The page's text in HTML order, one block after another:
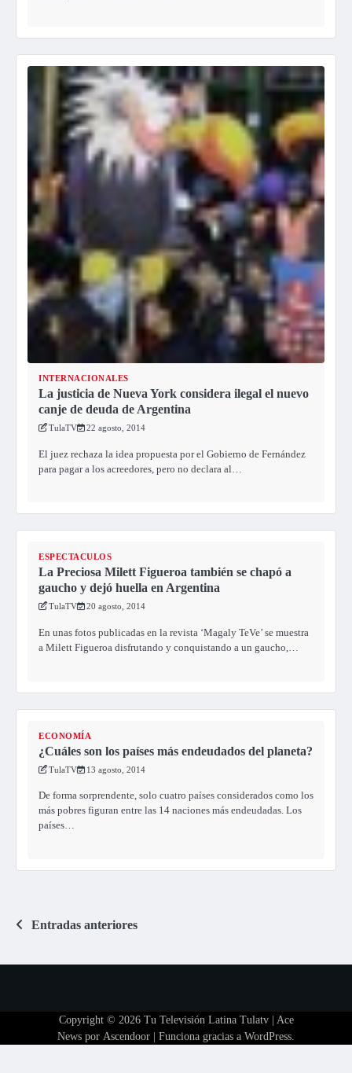
INTERNACIONALES
La justicia de Nueva York considera ilegal el nuevo
canje de deuda de Argentina
TulaTV 22 agosto, 2014
El juez rechaza la idea propuesta por el Gobierno de Fernández
para pagar a los acreedores, pero no declara al…
ESPECTACULOS
La Preciosa Milett Figueroa también se chapó a
gaucho y dejó huella en Argentina
TulaTV 20 agosto, 2014
En unas fotos publicadas en la revista ‘Magaly TeVe’ se muestra
a Milett Figueroa disfrutando y conquistando a un gaucho,…
ECONOMÍA
¿Cuáles son los países más endeudados del planeta?
TulaTV 13 agosto, 2014
De forma sorprendente, solo cuatro países considerados como los
más pobres figuran entre las 14 naciones más endeudadas. Los
países…
Navegación
Entradas anteriores
Copyright © 2026 Tu Televisión Latina Tulatv| Ace
News por Ascendoor | Funciona gracias a WordPress